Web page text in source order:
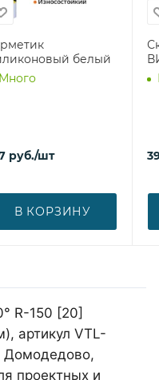
белый
Много
руб./шт
В КОРЗИНУ
R-150 [20]
артикул VTL-
Домодедово,
проектных и